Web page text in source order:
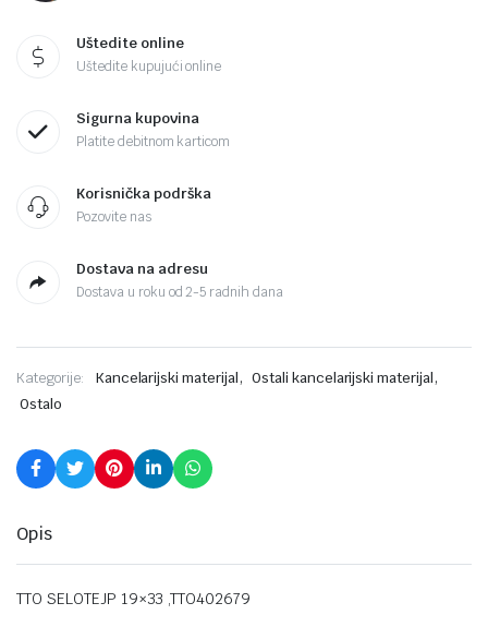
Uštedite online
Uštedite kupujući online
Sigurna kupovina
Platite debitnom karticom
Korisnička podrška
Pozovite nas
Dostava na adresu
Dostava u roku od 2-5 radnih dana
Kategorije: Kancelarijski materijal, Ostali kancelarijski materijal,
Ostalo
Opis
TTO SELOTEJP 19×33 ,TTO402679